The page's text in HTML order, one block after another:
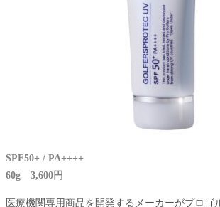
SPF50+ / PA++++
60g 3,600円
医療機関専用商品を開発するメーカーがプロゴ